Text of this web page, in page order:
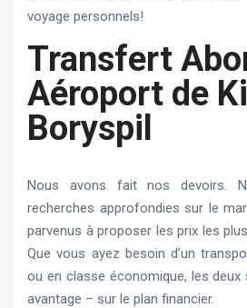
voyage personnels!
Transfert
Aéroport de
Boryspil
Nous avons fait nos devoirs.
recherches approfondies sur le
parvenus à proposer les prix les
Que vous ayez besoin d’un
ou en classe économique, les
avantage – sur le plan financier.